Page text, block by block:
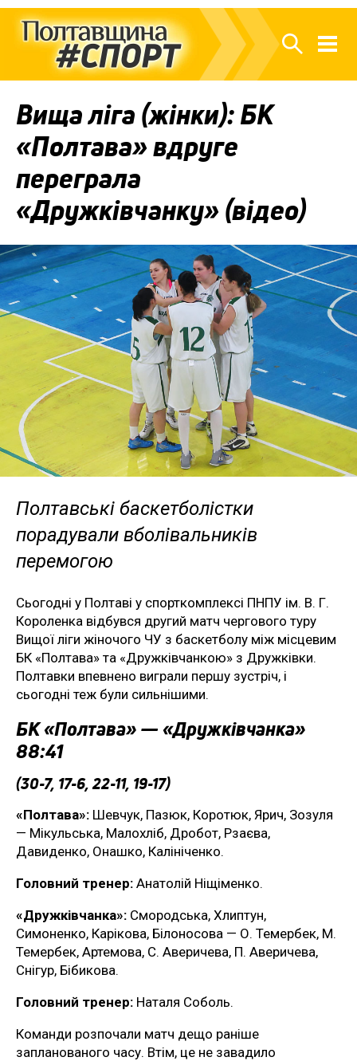
Вища ліга (жінки): БК
«Полтава» вдруге
переграла
«Дружківчанку» (відео)
Полтавські баскетболістки
порадували вболівальників
перемогою
Сьогодні у Полтаві у спорткомплексі ПНПУ ім. В. Г.
Короленка відбувся другий матч чергового туру
Вищої ліги жіночого ЧУ з баскетболу між місцевим
БК «Полтава» та «Дружківчанкою» з Дружківки.
Полтавки впевнено виграли першу зустріч, і
сьогодні теж були сильнішими.
БК «Полтава» — «Дружківчанка»
88:41
(30-7, 17-6, 22-11, 19-17)
«Полтава»: Шевчук, Пазюк, Коротюк, Ярич, Зозуля
— Мікульська, Малохліб, Дробот, Рзаєва,
Давиденко, Онашко, Калініченко.
Головний тренер: Анатолій Ніщіменко.
«Дружківчанка»: Смородська, Хлиптун,
Симоненко, Карікова, Білоносова — О. Темербек, М.
Темербек, Артемова, С. Аверичева, П. Аверичева,
Снігур, Бібикова.
Головний тренер: Наталя Соболь.
Команди розпочали матч дещо раніше
запланованого часу. Втім, це не завадило